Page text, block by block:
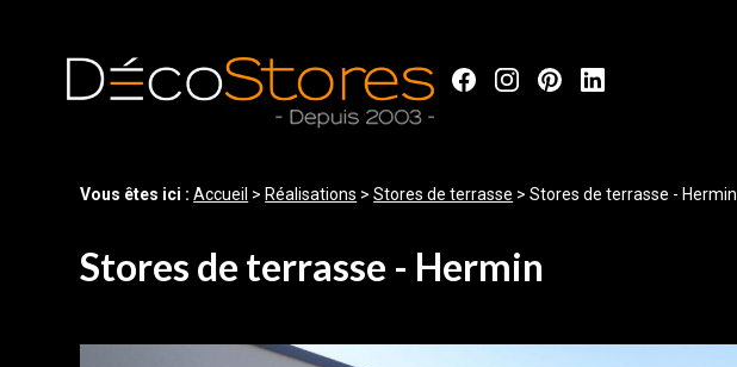
Vous êtes ici :Accueil > Réalisations >Stores de terrasse >Stores de terrasse - Hermin
Stores de terrasse - Hermin